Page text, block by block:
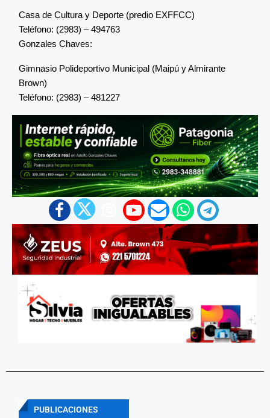
Casa de Cultura y Deporte (predio EXFFCC)
Teléfono: (2983) – 494763
Gonzales Chaves:
Gimnasio Polideportivo Municipal (Maipú y Almirante
Brown)
Teléfono: (2983) – 481227
PUBLICACIONES